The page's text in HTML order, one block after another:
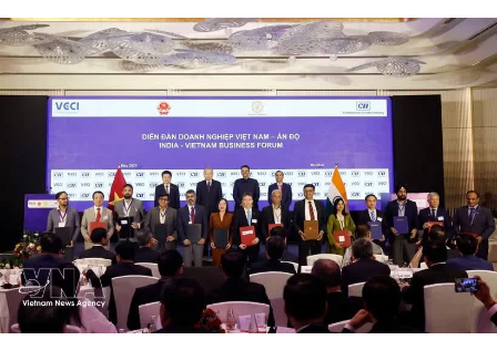
PUENTE DE AMISTAD
HISTORIAS MULTIMEDIA
FOTOGRAFÍA
¿QUIÉNES SOMOS?
TIẾNG VIỆT
ENGLISH